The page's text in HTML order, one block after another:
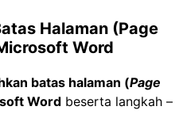
Halaman (Page
Word
batas halaman (Page
Word beserta langkah –